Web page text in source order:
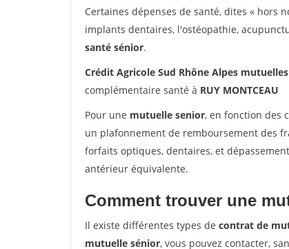
Certaines dépenses de santé, dites « hors
implants dentaires, l'ostéopathie,
santé sénior.
Crédit Agricole Sud Rhône Alpes mutuelles
complémentaire santé à RUY MONTCEAU
Pour une mutuelle senior, en fonction des
un plafonnement de remboursement des
forfaits optiques, dentaires, et
antérieur équivalente.
Comment trouver une
Il existe différentes types de contrat de
mutuelle sénior, vous pouvez contacter,